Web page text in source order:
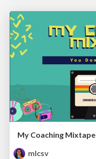
My Coaching Mixtape
mlcsv